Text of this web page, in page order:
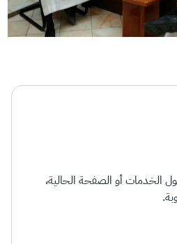
الخدمات أو الصفحة الحالية،